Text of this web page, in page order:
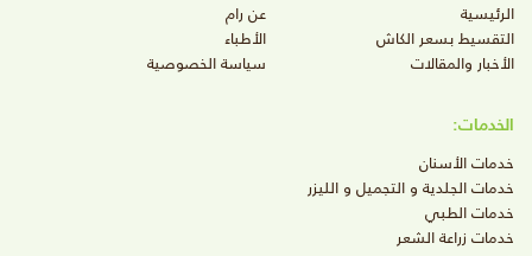
الرئيسية
عن رام
التقسيط بسعر الكاش
الأطباء
الأخبار والمقالات
سياسة الخصوصية
الخدمات:
خدمات الأسنان
خدمات الجلدية و التجميل و الليزر
خدمات الطبي
خدمات زراعة الشعر